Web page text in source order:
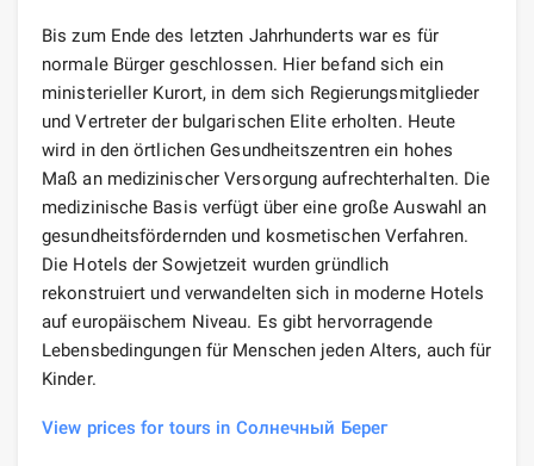
Bis zum Ende des letzten Jahrhunderts war es für
normale Bürger geschlossen. Hier befand sich ein
ministerieller Kurort, in dem sich Regierungsmitglieder
und Vertreter der bulgarischen Elite erholten. Heute
wird in den örtlichen Gesundheitszentren ein hohes
Maß an medizinischer Versorgung aufrechterhalten. Die
medizinische Basis verfügt über eine große Auswahl an
gesundheitsfördernden und kosmetischen Verfahren.
Die Hotels der Sowjetzeit wurden gründlich
rekonstruiert und verwandelten sich in moderne Hotels
auf europäischem Niveau. Es gibt hervorragende
Lebensbedingungen für Menschen jeden Alters, auch für
Kinder.
View prices for tours in Солнечный Берег